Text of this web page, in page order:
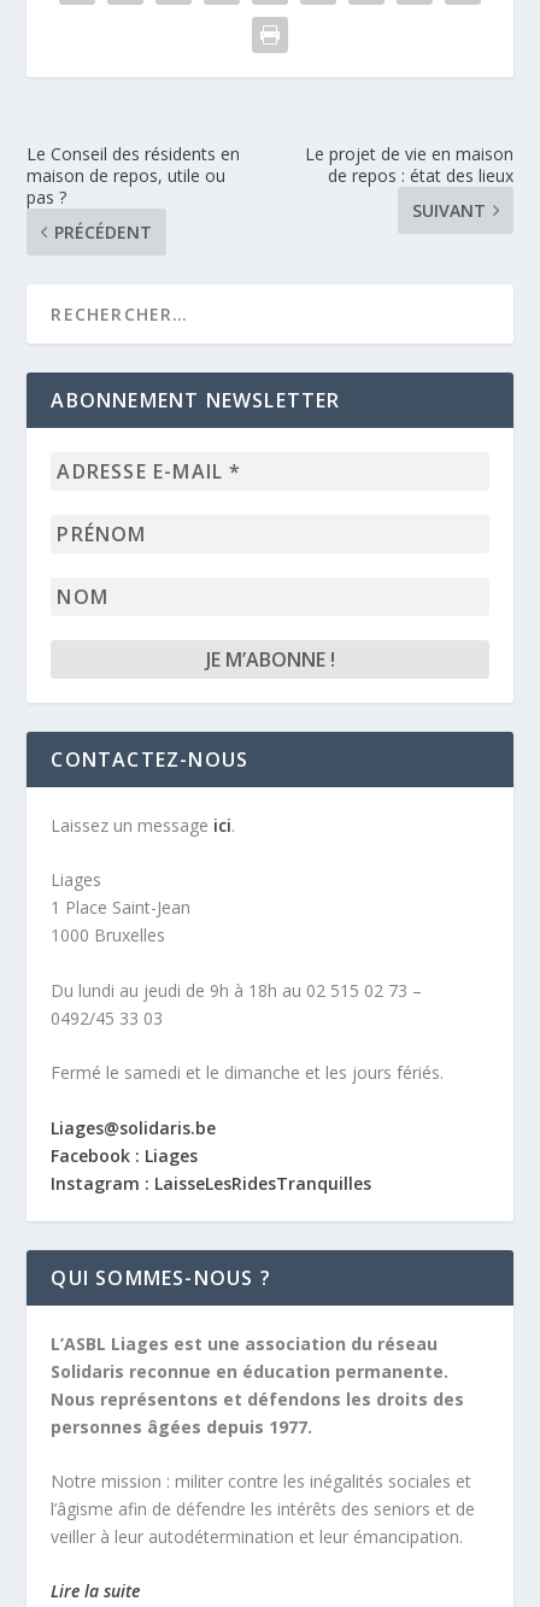
Le Conseil des résidents en
maison de repos, utile ou
pas ?
PRÉCÉDENT
Le projet de vie en maison
de repos : état des lieux
SUIVANT
ABONNEMENT NEWSLETTER
Adresse
*
Prénom
Nom
CONTACTEZ-NOUS
Laissez un message ici.
Liages
1 Place Saint-Jean
1000 Bruxelles
Du lundi au jeudi de 9h à 18h au 02 515 02 73 –
0492/45 33 03
Fermé le samedi et le dimanche et les jours fériés.
Liages@solidaris.be
Facebook : Liages
Instagram : LaisseLesRidesTranquilles
QUI SOMMES-NOUS ?
L’ASBL Liages est une association du réseau
Solidaris reconnue en éducation permanente.
Nous représentons et défendons les droits des
personnes âgées depuis 1977.
Notre mission : militer contre les inégalités sociales et
l’âgisme afin de défendre les intérêts des seniors et de
veiller à leur autodétermination et leur émancipation.
Lire la suite